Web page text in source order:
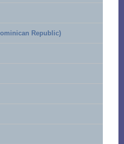
Republic)